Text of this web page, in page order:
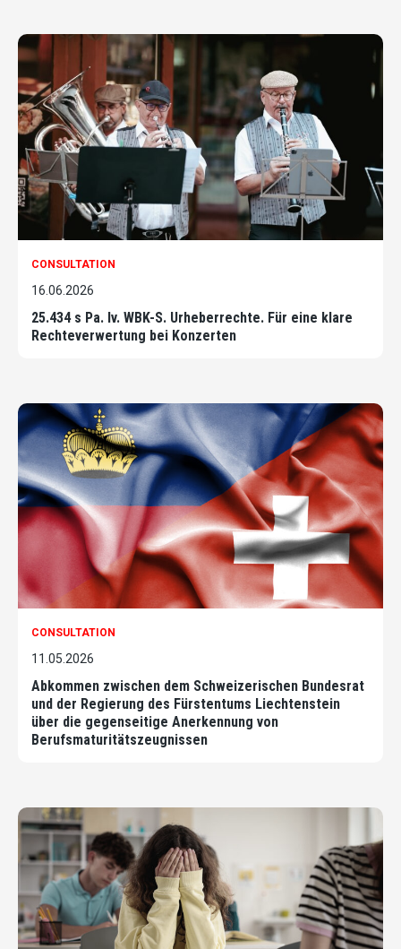
CONSULTATION
16.06.2026
25.434 s Pa. Iv. WBK-S. Urheberrechte. Für eine klare
Rechteverwertung bei Konzerten
CONSULTATION
11.05.2026
Abkommen zwischen dem Schweizerischen Bundesrat
und der Regierung des Fürstentums Liechtenstein
über die gegenseitige Anerkennung von
Berufsmaturitätszeugnissen